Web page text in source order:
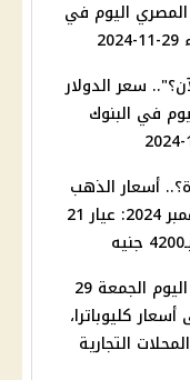
اليوم في
سعر الدولار
في البنوك
أسعار الذهب
في مصر الجمعة 29 نوفمبر 2024: عيار 21
أسعار السجائر في مصر اليوم الجمعة 29
على أسعار كليوباترا،
التجارية